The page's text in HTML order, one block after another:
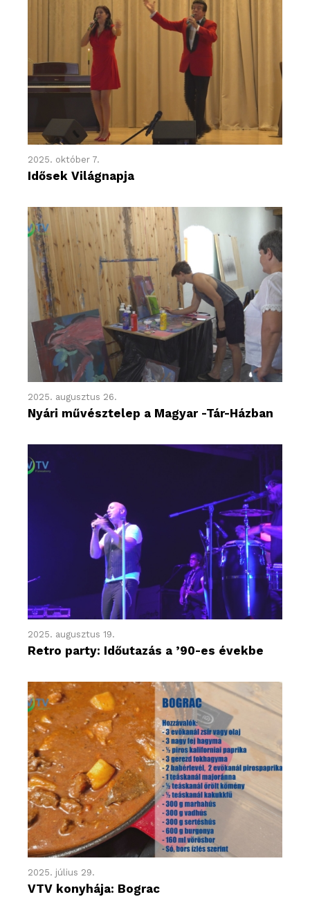
2025. október 7.
Idősek Világnapja
2025. augusztus 26.
Nyári művésztelep a Magyar -Tár-Házban
2025. augusztus 19.
Retro party: Időutazás a ’90-es évekbe
2025. július 29.
VTV konyhája: Bograc